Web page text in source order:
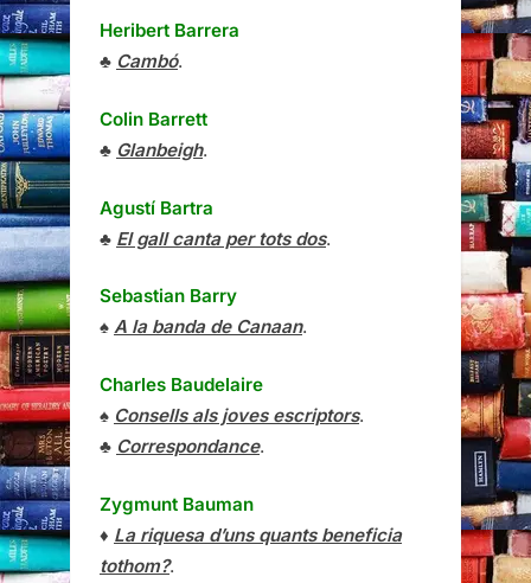
Heribert Barrera
♣ Cambó.
Colin Barrett
♣ Glanbeigh.
Agustí Bartra
♣ El gall canta per tots dos.
Sebastian Barry
♠ A la banda de Canaan.
Charles Baudelaire
♠ Consells als joves escriptors.
♣ Correspondance.
Zygmunt Bauman
♦ La riquesa d’uns quants beneficia
tothom?.